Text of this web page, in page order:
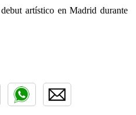
artístico en Madrid durante